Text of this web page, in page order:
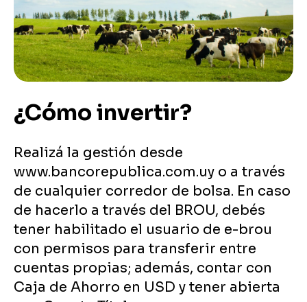
¿Cómo invertir?
Realizá la gestión desde
www.bancorepublica.com.uy o a través
de cualquier corredor de bolsa. En caso
de hacerlo a través del BROU, debés
tener habilitado el usuario de e-brou
con permisos para transferir entre
cuentas propias; además, contar con
Caja de Ahorro en USD y tener abierta